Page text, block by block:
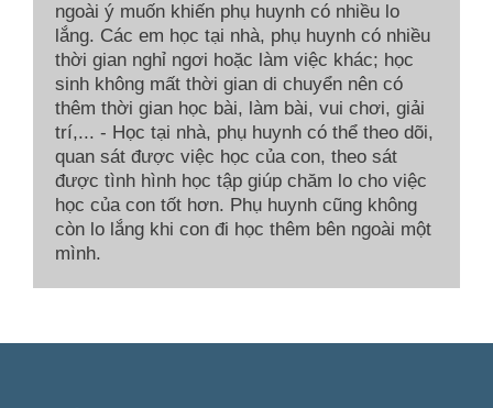
ngoài ý muốn khiến phụ huynh có nhiều lo
lắng. Các em học tại nhà, phụ huynh có nhiều
thời gian nghỉ ngơi hoặc làm việc khác; học
sinh không mất thời gian di chuyển nên có
thêm thời gian học bài, làm bài, vui chơi, giải
trí,... - Học tại nhà, phụ huynh có thể theo dõi,
quan sát được việc học của con, theo sát
được tình hình học tập giúp chăm lo cho việc
học của con tốt hơn. Phụ huynh cũng không
còn lo lắng khi con đi học thêm bên ngoài một
mình.